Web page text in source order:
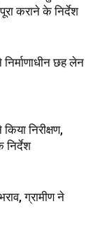
कराने के निर्देश
निर्माणाधीन छह लेन
निरीक्षण,
निर्देश
ग्रामीण ने